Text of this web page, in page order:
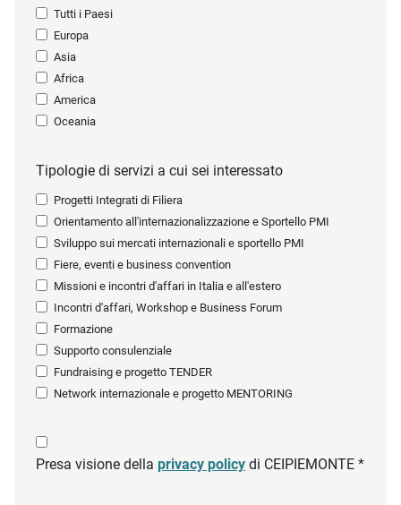
Tutti i Paesi
Europa
Asia
Africa
America
Oceania
Tipologie di servizi a cui sei interessato
Progetti Integrati di Filiera
Orientamento all'internazionalizzazione e Sportello PMI
Sviluppo sui mercati internazionali e sportello PMI
Fiere, eventi e business convention
Missioni e incontri d'affari in Italia e all'estero
Incontri d'affari, Workshop e Business Forum
Formazione
Supporto consulenziale
Fundraising e progetto TENDER
Network internazionale e progetto MENTORING
Presa visione della privacy policy di CEIPIEMONTE *